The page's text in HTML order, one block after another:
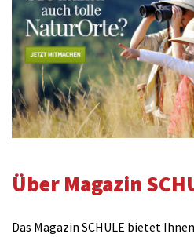
Über Magazin
Das Magazin SCHULE bietet